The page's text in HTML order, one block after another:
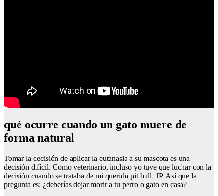
qué ocurre cuando un gato muere de
forma natural
Tomar la decisión de aplicar la eutanasia a su mascota es una
decisión difícil. Como veterinario, incluso yo tuve que luchar con la
decisión cuando se trataba de mi querido pit bull, JP. Así que la
pregunta es: ¿deberías dejar morir a tu perro o gato en casa?